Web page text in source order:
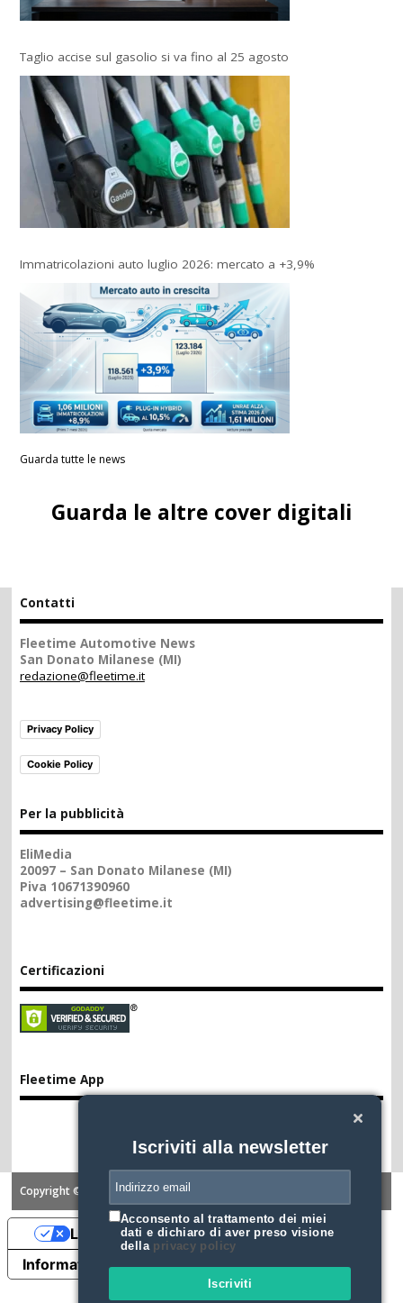
Taglio accise sul gasolio si va fino al 25 agosto
Immatricolazioni auto luglio 2026: mercato a +3,9%
Guarda tutte le news
Iscriviti alla newsletter
Acconsento al trattamento dei miei
dati e dichiaro di aver preso visione
della privacy policy
Iscriviti
Guarda le altre cover digitali
Contatti
Fleetime Automotive News
San Donato Milanese (MI)
redazione@fleetime.it
Privacy Policy
Cookie Policy
Per la pubblicità
EliMedia
20097 – San Donato Milanese (MI)
Piva 10671390960
advertising@fleetime.it
Certificazioni
Fleetime App
Copyright ©2026. FLEETIME
Informativa sulla raccolta
Le tue preferenze relative alla privacy